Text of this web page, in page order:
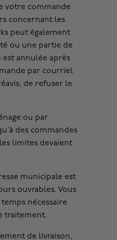
votre commande
concernant les
peut également
ou une partie de
annulée après
par courriel
de refuser le
ou par
des commandes
limites devaient
municipale est
ouvrables. Vous
nécessaire
traitement.
de livraison,